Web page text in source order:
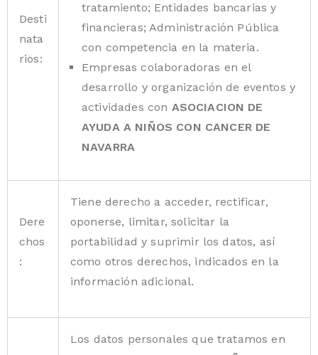
Desti
nata
rios:
tratamiento; Entidades bancarias y
financieras; Administración Pública
con competencia en la materia.
Empresas colaboradoras en el
desarrollo y organización de eventos y
actividades con ASOCIACION DE
AYUDA A NIÑOS CON CANCER DE
NAVARRA
Dere
chos
:
Tiene derecho a acceder, rectificar,
oponerse, limitar, solicitar la
portabilidad y suprimir los datos, así
como otros derechos, indicados en la
información adicional.
Los datos personales que tratamos en